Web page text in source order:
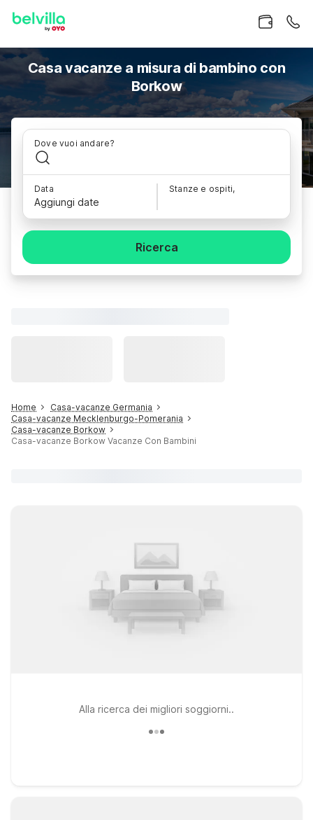
Casa vacanze a misura di bambino con
Borkow
Dove vuoi andare?
Data
Aggiungi date
Stanze e ospiti,
Ricerca
Home
Casa-vacanze Germania
Casa-vacanze Mecklenburgo-Pomerania
Casa-vacanze Borkow
Casa-vacanze Borkow Vacanze Con Bambini
Alla ricerca dei migliori soggiorni..